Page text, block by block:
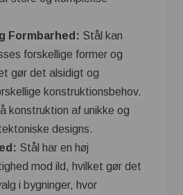
Formbarhed: Stål kan
forskellige former og
gør det alsidigt og
konstruktionsbehov.
konstruktion af unikke og
designs.
Stål har en høj
mod ild, hvilket gør det
i bygninger, hvor